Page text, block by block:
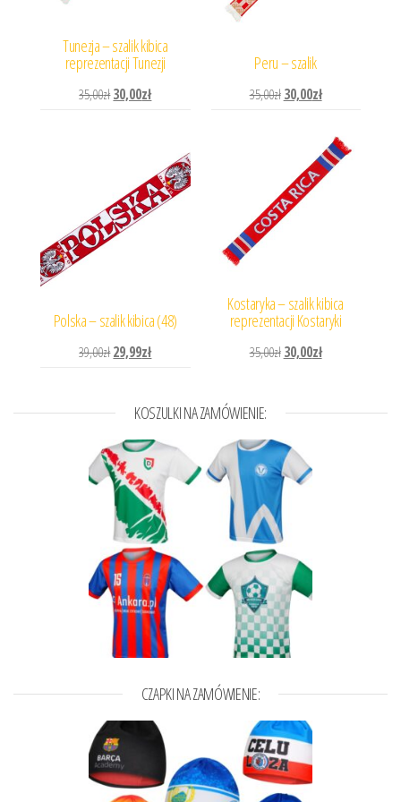
Tunezja – szalik kibica
reprezentacji Tunezji
35,00złPierwotna cena wynosiła: 35,00zł.
30,00złAktualna cena wynosi: 30,00zł.
Peru – szalik
35,00zł Pierwotna cena wynosiła:
30,00złAktualna cena
Polska – szalik kibica (48)
39,00złPierwotna cena wynosiła: 39,00zł.
29,99złAktualna cena wynosi: 29,99zł.
Kostaryka – szalik kibica
reprezentacji Kostaryki
35,00zł Pierwotna cena wynosiła:
30,00złAktualna cena
KOSZULKI NA ZAMÓWIENIE:
CZAPKI NA ZAMÓWIENIE: